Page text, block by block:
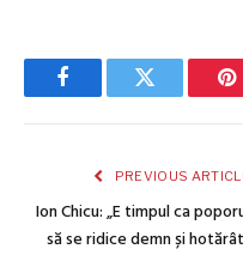
FacebookTwitter
PREVIOUS
Ion Chicu: „E timpul ca
să se ridice demn și